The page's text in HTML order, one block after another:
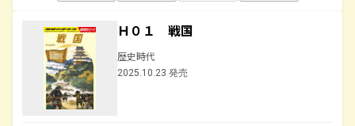
Ｈ０１ 戦国
歴史時代
2025.10.23 発売